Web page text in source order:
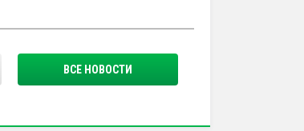
ВСЕ НОВОСТИ